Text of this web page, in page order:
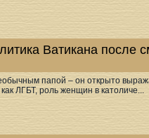
Ватикана после
папой – он открыто
ЛГБТ, роль женщин в католиче...